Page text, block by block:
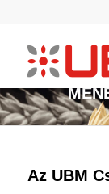
Az UBM